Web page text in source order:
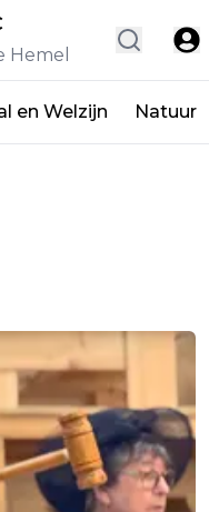
Hemel
en Welzijn Natuur